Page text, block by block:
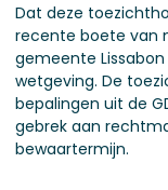
Dat deze
recente boete van
gemeente
wetgeving. De
bepalingen uit de
gebrek aan
bewaartermijn.